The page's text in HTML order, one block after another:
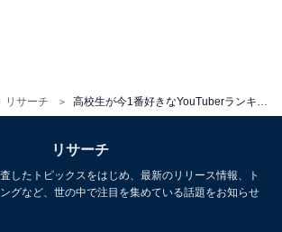
リサーチ
リサーチ
したトピックスをはじめ、最新のリリース情報、ト
グなど、世の中で注目を集めている話題をお知らせ